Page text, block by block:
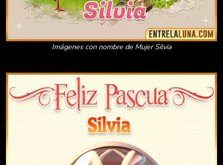
Imágenes con nombre de Mujer Silvia